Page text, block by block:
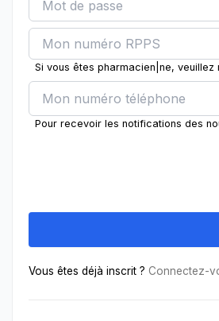
Si vous êtes pharmacien|ne, veuillez
Pour recevoir les notifications des
Vous êtes déjà inscrit ? Connectez-